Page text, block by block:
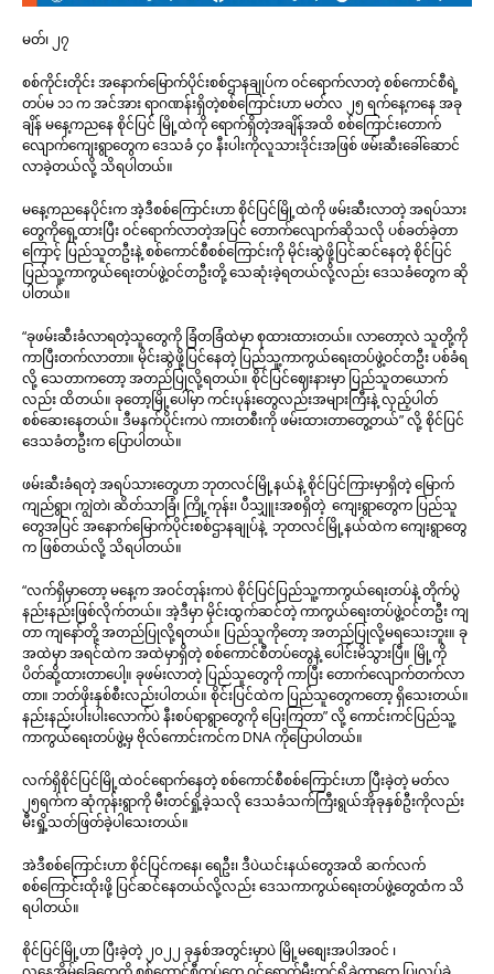
မတ်၊ ၂၇
စစ်ကိုင်းတိုင်း အနောက်မြောက်ပိုင်းစစ်ဌာနချုပ်က ဝင်ရောက်လာတဲ့ စစ်ကောင်စီရဲ့
တပ်မ ၁၁ က အင်အား ရာဂဏန်းရှိတဲ့စစ်ကြောင်းဟာ မတ်လ ၂၅ ရက်နေ့ကနေ အခု
ချိန် မနေ့ကညနေ စိုင်ပြင် မြို့ထဲကို ရောက်ရှိတဲ့အချိန်အထိ စစ်ကြောင်းတောက်
လျောက်ကျေးရွာတွေက ဒေသခံ ၄၀ နီးပါးကိုလူသားဒိုင်းအဖြစ် ဖမ်းဆီးခေါ်ဆောင်
လာခဲ့တယ်လို့ သိရပါတယ်။
မနေ့ကညနေပိုင်းက အဲ့ဒီစစ်ကြောင်းဟာ စိုင်ပြင်မြို့ထဲကို ဖမ်းဆီးလာတဲ့ အရပ်သား
တွေကိုရှေ့ထားပြီး ဝင်ရောက်လာတဲ့အပြင် တောက်လျောက်ဆိုသလို ပစ်ခတ်ခဲ့တာ
ကြောင့် ပြည်သူတဦးနဲ့ စစ်ကောင်စီစစ်ကြောင်းကို မိုင်းဆွဲဖို့ပြင်ဆင်နေတဲ့ စိုင်ပြင်
ပြည်သူ့ကာကွယ်ရေးတပ်ဖွဲ့ဝင်တဦးတို့ သေဆုံးခဲ့ရတယ်လို့လည်း ဒေသခံတွေက ဆို
ပါတယ်။
“ခုဖမ်းဆီးခံလာရတဲ့သူတွေကို ခြံတခြံထဲမှာ စုထားထားတယ်။ လာတော့လဲ သူတို့ကို
ကာပြီးတက်လာတာ။ မိုင်းဆွဲဖို့ပြင်နေတဲ့ ပြည်သူ့ကာကွယ်ရေးတပ်ဖွဲ့ဝင်တဦး ပစ်ခံရ
လို့ သေတာကတော့ အတည်ပြုလို့ရတယ်။ စိုင်ပြင်ဈေးနားမှာ ပြည်သူတယောက်
လည်း ထိတယ်။ ခုတော့မြို့ပေါ်မှာ ကင်းပုန်းတွေလည်းအများကြီးနဲ့ လှည့်ပါတ်
စစ်ဆေးနေတယ်။ ဒီမနက်ပိုင်းကပဲ ကားတစီးကို ဖမ်းထားတာတွေ့တယ်” လို့ စိုင်ပြင်
ဒေသခံတဦးက ပြောပါတယ်။
ဖမ်းဆီးခံရတဲ့ အရပ်သားတွေဟာ ဘုတလင်မြို့နယ်နဲ့ စိုင်ပြင်ကြားမှာရှိတဲ့ မြောက်
ကျည်ရွာ၊ ကျွဲတဲ၊ ဆိတ်သာခြံ၊ ကြို့ကုန်း၊ ပီသျှူးအစရှိတဲ့ ကျေးရွာတွေက ပြည်သူ
တွေအပြင် အနောက်မြောက်ပိုင်းစစ်ဌာနချုပ်နဲ့ ဘုတလင်မြို့နယ်ထဲက ကျေးရွာတွေ
က ဖြစ်တယ်လို့ သိရပါတယ်။
“လက်ရှိမှာတော့ မနေ့က အဝင်တုန်းကပဲ စိုင်ပြင်ပြည်သူ့ကာကွယ်ရေးတပ်နဲ့ တိုက်ပွဲ
နည်းနည်းဖြစ်လိုက်တယ်။ အဲ့ဒီမှာ မိုင်းထွက်ဆင်တဲ့ ကာကွယ်ရေးတပ်ဖွဲ့ဝင်တဦး ကျ
တာ ကျနော်တို့ အတည်ပြုလို့ရတယ်။ ပြည်သူကိုတော့ အတည်ပြုလို့မရသေးဘူး။ ခု
အထဲမှာ အရင်ထဲက အထဲမှာရှိတဲ့ စစ်ကောင်စီတပ်တွေနဲ့ ပေါင်းမိသွားပြီ။ မြို့ကို
ပိတ်ဆို့ထားတာပေါ့။ ခုဖမ်းလာတဲ့ ပြည်သူတွေကို ကာပြီး တောက်လျောက်တက်လာ
တာ။ ဘတ်ဖိုးနှစ်စီးလည်းပါတယ်။ စိုင်းပြင်ထဲက ပြည်သူတွေကတော့ ရှိသေးတယ်။
နည်းနည်းပါးပါးလောက်ပဲ နီးစပ်ရာရွာတွေကို ပြေးကြတာ” လို့ ကောင်းကင်ပြည်သူ့
ကာကွယ်ရေးတပ်ဖွဲ့မှ ဗိုလ်ကောင်းကင်က DNA ကိုပြောပါတယ်။
လက်ရှိစိုင်ပြင်မြို့ထဲဝင်ရောက်နေတဲ့ စစ်ကောင်စီစစ်ကြောင်းဟာ ပြီးခဲ့တဲ့ မတ်လ
၂၅ရက်က ဆုံကုန်းရွာကို မီးတင်ရှို့ခဲ့သလို ဒေသခံသက်ကြီးရွယ်အိုခုနှစ်ဦးကိုလည်း
မီးရှို့သတ်ဖြတ်ခဲ့ပါသေးတယ်။
အဲဒီစစ်ကြောင်းဟာ စိုင် ပြင်ကနေ၊ ရေဦး၊ ဒီပဲယင်းနယ်တွေအထိ ဆက်လက်
စစ်ကြောင်းထိုးဖို့ ပြင်ဆင်နေတယ်လို့လည်း ဒေသကာကွယ်ရေးတပ်ဖွဲ့တွေထံက သိ
ရပါတယ်။
စိုင်ပြင်မြို့ဟာ ပြီးခဲ့တဲ့ ၂၀၂၂ ခုနှစ်အတွင်းမှာပဲ မြို့မစျေးအပါအဝင် ၊